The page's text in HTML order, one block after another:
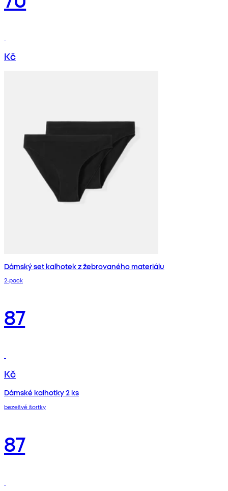
Kč
Dámský set kalhotek z žebrovaného materiálu
2‑pack
87
Kč
Dámské kalhotky 2 ks
bezešvé šortky
87